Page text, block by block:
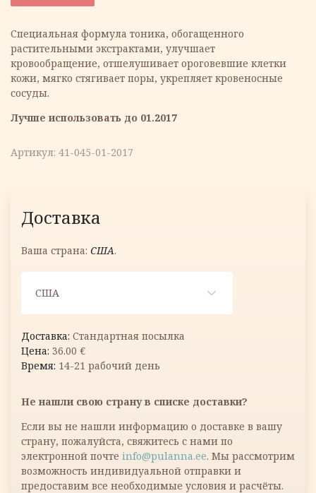
составляла
10.49 €.
6.29 €.
Специальная формула тоника, обогащенного
растительными экстрактами, улучшает
кровообращение, отшелушивает ороговевшие клетки
кожи, мягко стягивает поры, укрепляет кровеносные
сосуды.
Лучше использовать до 01.2017
Артикул: 41-045-01-2017
Доставка
Ваша страна: США.
США
Стандартная посылка
36.00 €
14-21 рабочий день
Не нашли свою страну в списке доставки?
Если вы не нашли информацию о доставке в вашу
страну, пожалуйста, свяжитесь с нами по
электронной почте info@pulanna.ee. Мы рассмотрим
возможность индивидуальной отправки и
предоставим все необходимые условия и расчёты.